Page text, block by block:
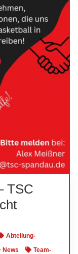
TSC
Abteilung-
News
Team-